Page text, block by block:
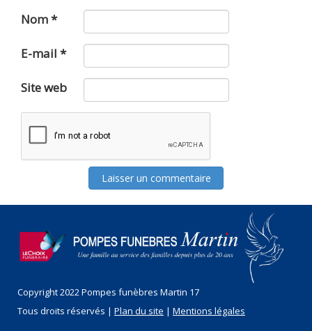
Nom*
E-mail *
Site web
Copyright 2022 Pompes funèbres Martin 17
Tous droits réservés | Plan du site | Mentions légales